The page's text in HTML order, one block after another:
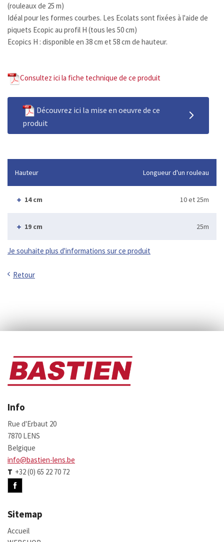
(rouleaux de 25 m)
Idéal pour les formes courbes. Les Ecolats sont fixées à l'aide de
piquets Ecopic au profil H (tous les 50 cm)
Ecopics H : disponible en 38 cm et 58 cm de hauteur.
Consultez ici la fiche technique de ce produit
Découvrez ici la mise en oeuvre de ce
produit
Hauteur Longueur d'un rouleau
14 cm 10 et 25m
19 cm 25m
Je souhaite plus d'informations sur ce produit
Retour
Info
Rue d'Erbaut 20
7870 LENS
Belgique
info@bastien-lens.be
T +32 (0) 65 22 70 72
Sitemap
Accueil